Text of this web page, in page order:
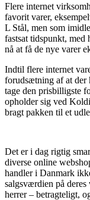
Flere internet
favorit varer,
L Stål, men som
fastsat tidspunkt, med
nå at få de nye varer
Indtil flere internet
forudsætning af at der
tage den prisbilligste
opholder sig ved
bragt pakken til et
Det er i dag rigtig
diverse online
handler i Danmark
salgsværdien på
herrer – betragteligt,